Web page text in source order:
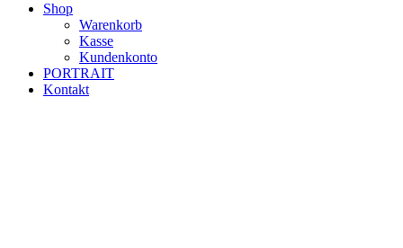
Shop
Warenkorb
Kasse
Kundenkonto
PORTRAIT
Kontakt